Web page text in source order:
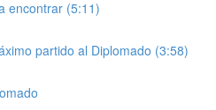
encontrar (5:11)
partido al Diplomado (3:58)